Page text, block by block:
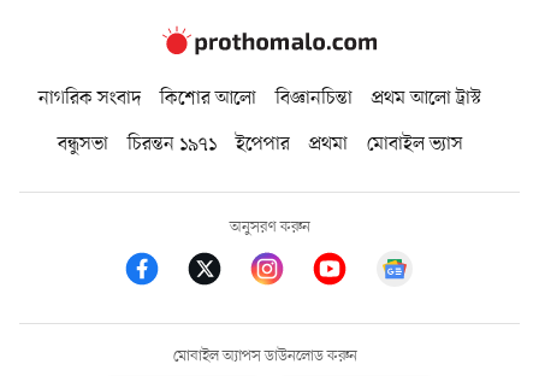
নাগরিক সংবাদ কিশোর আলো বিজ্ঞানচিন্তা
প্রথম আলো ট্রাস্ট
বন্ধুসভা
চিরন্তন ১৯৭১ ইপেপার প্রথমা মোবাইল ভ্যাস
অনুসরণ করুন
মোবাইল অ্যাপস ডাউনলোড করুন